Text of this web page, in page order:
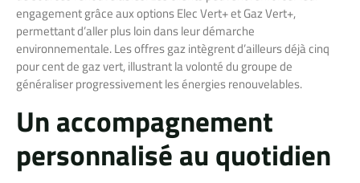
engagement grâce aux options Elec Vert+ et Gaz Vert+,
permettant d’aller plus loin dans leur démarche
environnementale. Les offres gaz intègrent d’ailleurs déjà cinq
pour cent de gaz vert, illustrant la volonté du groupe de
généraliser progressivement les énergies renouvelables.
Un accompagnement
personnalisé au quotidien